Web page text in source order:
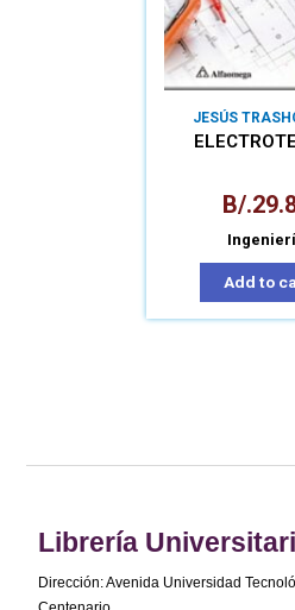
JESÚS
B/.
Add to
Librería
Dirección: Avenida Universidad